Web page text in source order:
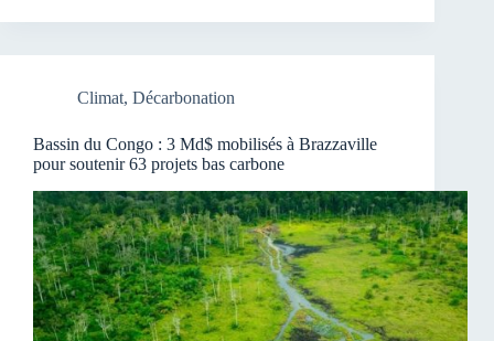
Climat, Décarbonation
Bassin du Congo : 3 Md$ mobilisés à Brazzaville
pour soutenir 63 projets bas carbone